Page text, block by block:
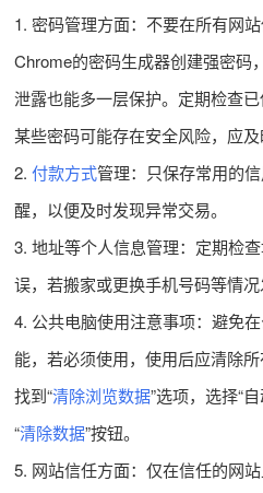
1. 密码管理方面：不要在所有网
Chrome的密码生成器创建强密码
泄露也能多一层保护。定期检查
某些密码可能存在安全风险，应及
2. 付款方式管理：只保存常用的
醒，以便及时发现异常交易。
3. 地址等个人信息管理：定期检
误，若搬家或更换手机号码等情况
4. 公共电脑使用注意事项：避免
能，若必须使用，使用后应清除
找到“清除浏览数据”选项，选择“
“清除数据”按钮。
5. 网站信任方面：仅在信任的网